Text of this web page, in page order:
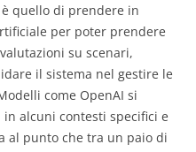
quello di prendere in
per poter prendere
su scenari,
il sistema nel gestire le
come OpenAI si
alcuni contesti specifici e
al punto che tra un paio di